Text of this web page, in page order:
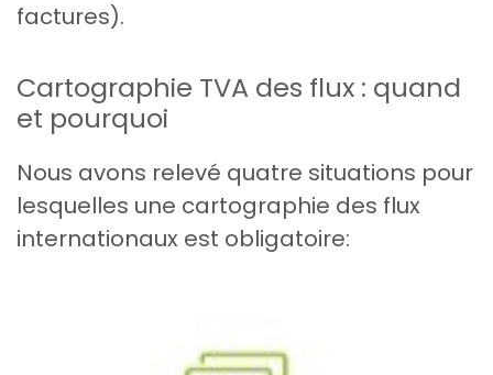
factures).
Cartographie TVA des flux : quand
et pourquoi
Nous avons relevé quatre situations pour
lesquelles une cartographie des flux
internationaux est obligatoire: